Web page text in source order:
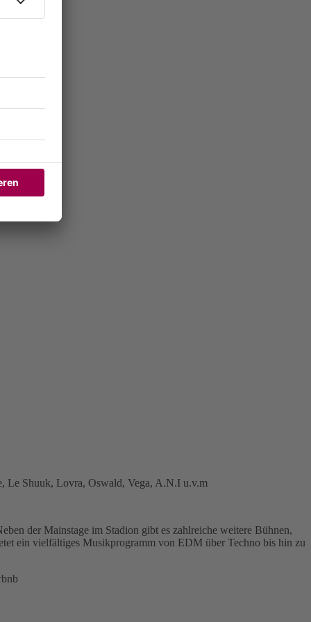
Le Shuuk, Lovra, Oswald, Vega, A.N.I u.v.m
der Mainstage im Stadion gibt es zahlreiche weitere Bühnen,
ein vielfältiges Musikprogramm von EDM über Techno bis hin zu